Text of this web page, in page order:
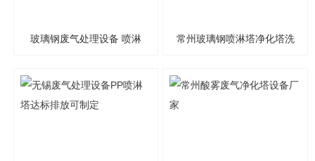
玻璃钢废气处理设备 喷淋 常州玻璃钢喷淋塔净化塔洗